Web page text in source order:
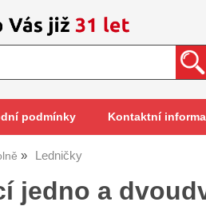
podmínky Kontaktní
Ledničky
jedno a